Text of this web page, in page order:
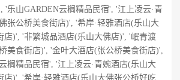
'乐山GARDEN云榈精品民宿', '江上凌云·青
张公桥美食街店)', '希岸·轻雅酒店(乐山大
店)', '非繁城品酒店(乐山大佛店)', '岷青渡
美食街店)', '金叶大酒店(张公桥美食街店)',
榈精品民宿', '江上凌云·青婉酒店(乐山大
店)', '希岸·轻雅酒店(乐山大佛张公桥好吃